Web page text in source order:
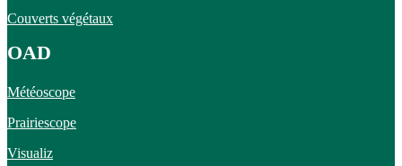
Couverts végétaux
OAD
Météoscope
Prairiescope
Visualiz